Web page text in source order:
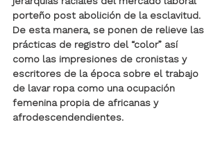
porteño post abolición de la esclavitud.
De esta manera, se ponen de relieve las
prácticas de registro del “color” así
como las impresiones de cronistas y
escritores de la época sobre el trabajo
de lavar ropa como una ocupación
femenina propia de africanas y
afrodescendendientes.